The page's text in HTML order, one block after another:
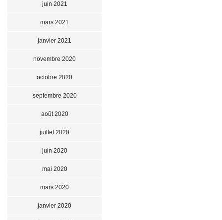
juin 2021
mars 2021
janvier 2021
novembre 2020
octobre 2020
septembre 2020
août 2020
juillet 2020
juin 2020
mai 2020
mars 2020
janvier 2020